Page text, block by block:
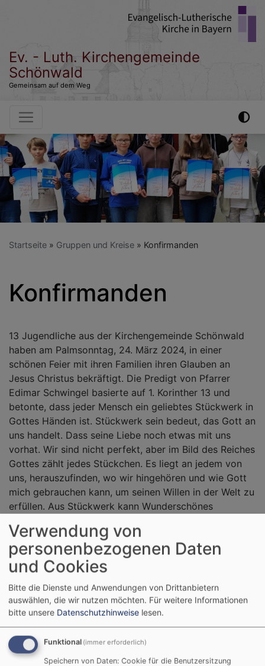
Ev. - Luth. Kirchengemeinde
Schönwald
Gemeinsam auf dem Weg
Hauptnavigation
Startseite Gruppen und Kreise Konfirmanden
Konfirmanden
13 Jugendliche aus der Kirchengemeinde Schönwald
haben am Palmsonntag, 24. März 2024, in einer
schönen Feier mit ihren Familien ihren Glauben an
Jesus Christus bekräftigt. Die Predigt von Pfarrer
Edimar Schwingel basierte auf 1. Korinther 13 und
betonte, dass jeder Mensch ein geliebtes Stückwerk in
Gottes Händen ist. Stückwerk sein bedeut, das Gott an
uns handelt. Dass seine Liebe noch etwas mit uns
vorhat. Wir sind nicht perfekt, aber im Bild des Reiches
Gottes zählt jedes Stückchen. Es liegt an jedem von
uns, herauszufinden, wo wir hingehören und wie Gott
mich gebrauchen kann, um seinen Willen in der Welt zu
erfüllen. Aus Stückwerk kann Wunderschönes
Gemeinde ein Kreuz und ein Andenken von den
Jugendmitarbeiterinnen überreicht.
Unsere Konfirmierten:
Jannes Fuchs, Sophia Herold, Laura Höfer - Sophie-
Marie Janka, Stijn Klement, Angelina Köstler, Torben
Mühl, Mia Ochsenmayer, Hannah Purucker, Justus
Rapp, Maxi-Johanna Reitmeier, Louis Rödel, Hannah
Späthling.
Verwendung von
personenbezogenen Daten
und Cookies
Bitte die Dienste und Anwendungen von Drittanbietern
auswählen, die wir nutzen möchten. Für weitere Informationen
bitte unsere Datenschutzhinweise lesen.
Funktional (immer erforderlich)
Speichern von Daten: Cookie für die Benutzersitzung